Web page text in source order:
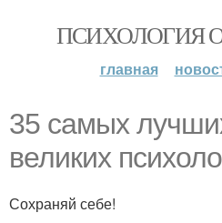
ПСИХОЛОГИЯ
главная
35 самых
великих
Сохраняй себе!